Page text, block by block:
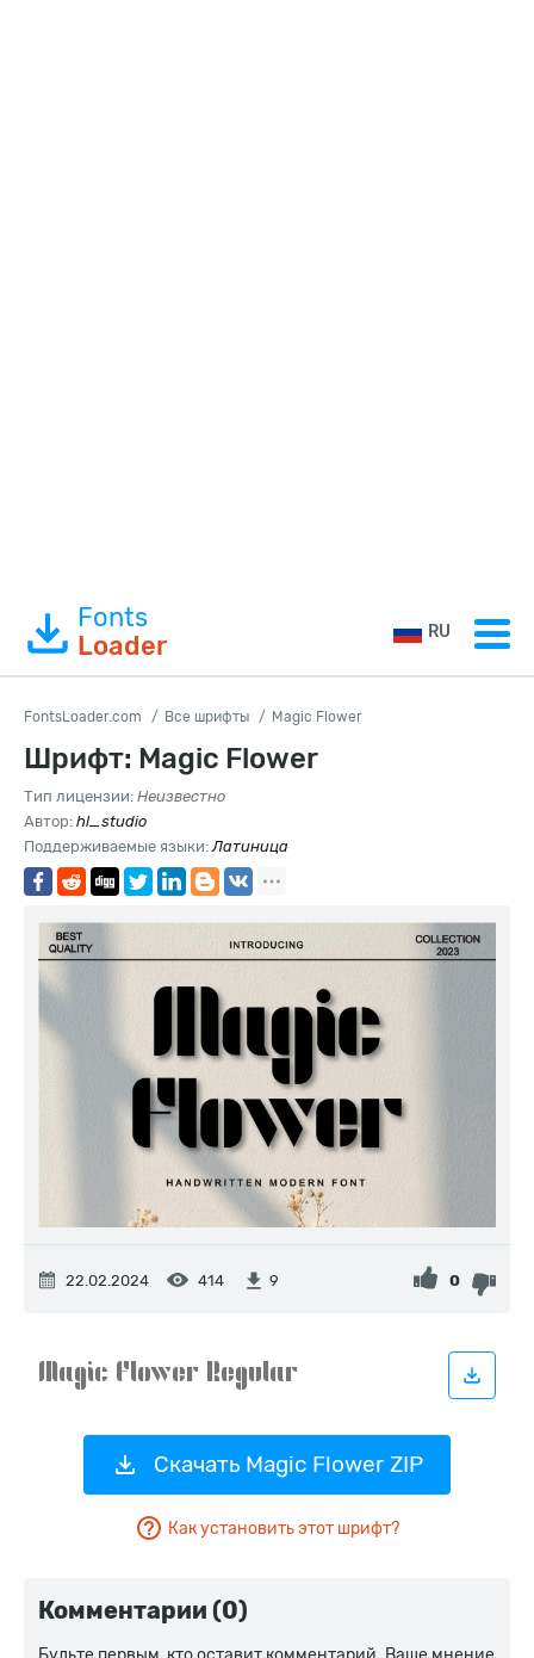
Fonts
Loader
RU
FontsLoader.com Все шрифты Magic Flower
Шрифт: Magic Flower
Тип лицензии: Неизвестно
Автор: hl_studio
Поддерживаемые языки:Латиница
22.02.2024 414 9 0
Скачать Magic Flower ZIP
Как установить этот шрифт?
Комментарии (0)